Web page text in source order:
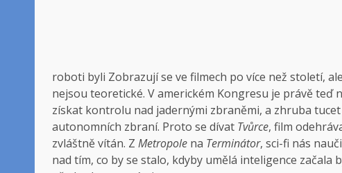
roboti byli Zobrazují se ve filmech po více než století,
nejsou teoretické. V americkém Kongresu je právě
získat kontrolu nad jadernými zbraněmi, a zhruba
autonomních zbraní. Proto se dívat Tvůrce, film
zvláštně vítán. Z Metropole na Terminátor, sci-fi nás
nad tím, co by se stalo, kdyby umělá inteligence